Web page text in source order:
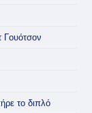
Γουότσον
το διπλό